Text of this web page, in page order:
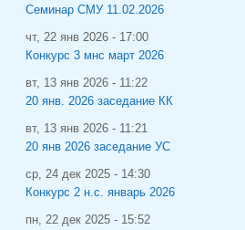
Семинар СМУ 11.02.2026
чт, 22 янв 2026 - 17:00
Конкурс 3 мнс март 2026
вт, 13 янв 2026 - 11:22
20 янв. 2026 заседание КК
вт, 13 янв 2026 - 11:21
20 янв 2026 заседание УС
ср, 24 дек 2025 - 14:30
Конкурс 2 н.с. январь 2026
пн, 22 дек 2025 - 15:52